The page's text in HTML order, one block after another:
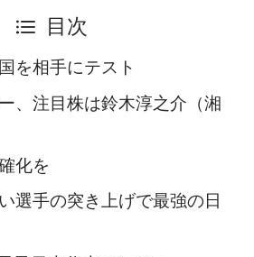
目次
を相手にテスト
、注目株は鈴木淳之介（湘
化を
選手の突き上げで最強の日